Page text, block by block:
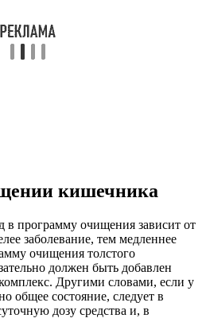
кишечника
в программу очищения зависит от
заболевание, тем медленнее
очищения толстого
должен быть добавлен
Другими словами, если у
общее состояние, следует в
дозу средства и, в